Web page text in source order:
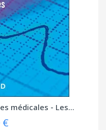
médicales - Les...
€